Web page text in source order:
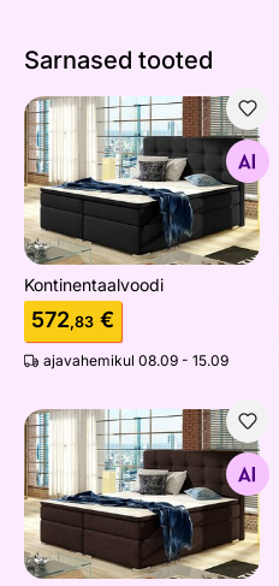
Sarnased tooted
Kontinentaalvoodi
Otsi sarnaseid
Kontinentaalvoodi
572,83 €
ajavahemikul 08.09 - 15.09
Kontinentaalvoodi
Otsi sarnaseid